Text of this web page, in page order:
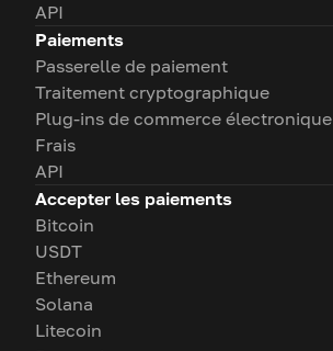
API
Paiements
Passerelle de paiement
Traitement cryptographique
Plug-ins de commerce électronique
Frais
API
Accepter les paiements
Bitcoin
USDT
Ethereum
Solana
Litecoin